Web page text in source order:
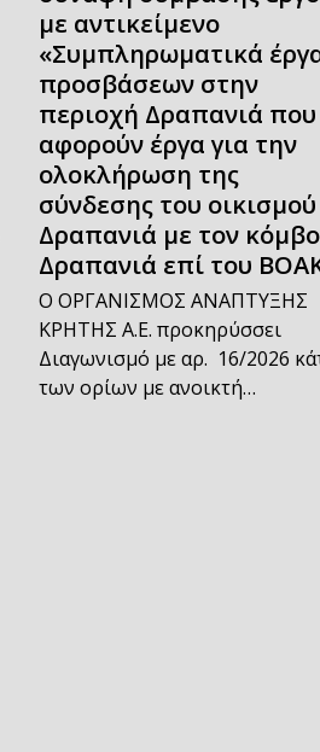
με αντικείμενο
«Συμπληρωματικά
προσβάσεων στην
περιοχή Δραπανιά που
αφορούν έργα για την
ολοκλήρωση της
σύνδεσης του οικισμού
Δραπανιά με τον κόμβο
Δραπανιά επί του
Ο ΟΡΓΑΝΙΣΜΟΣ ΑΝΑΠΤΥΞΗΣ
ΚΡΗΤΗΣ Α.Ε. προκηρύσσει
Διαγωνισμό με αρ. 16/2026
των ορίων με ανοικτή…